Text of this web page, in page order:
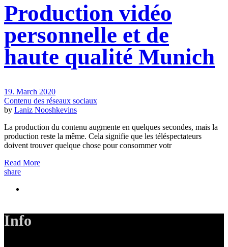
Production vidéo
personnelle et de
haute qualité Munich
19. March 2020
Contenu des réseaux sociaux
by Laniz Nooshkevins
La production du contenu augmente en quelques secondes, mais la
production reste la même. Cela signifie que les téléspectateurs
doivent trouver quelque chose pour consommer votr
Read More
share
Info